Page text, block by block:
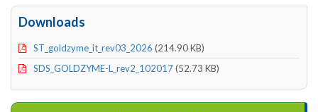
Downloads
ST_goldzyme_it_rev03_2026 (214.90 KB)
SDS_GOLDZYME-L_rev2_102017(52.73 KB)